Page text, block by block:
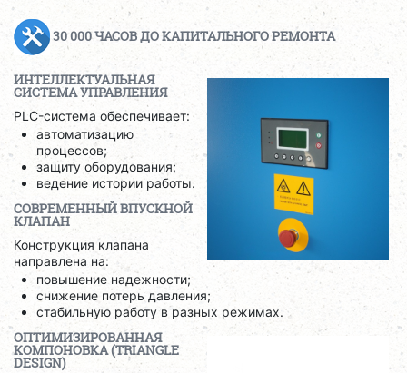
30 000 ЧАСОВ ДО КАПИТАЛЬНОГО РЕМОНТА
ИНТЕЛЛЕКТУАЛЬНАЯ
СИСТЕМА УПРАВЛЕНИЯ
PLC-система обеспечивает:
автоматизацию
процессов;
защиту оборудования;
ведение истории работы.
СОВРЕМЕННЫЙ ВПУСКНОЙ
КЛАПАН
Конструкция клапана
направлена на:
повышение надежности;
снижение потерь давления;
стабильную работу в разных режимах.
ОПТИМИЗИРОВАННАЯ
КОМПОНОВКА (TRIANGLE
DESIGN)